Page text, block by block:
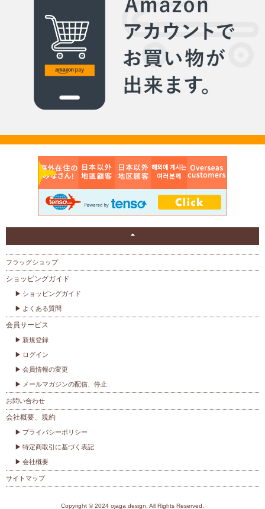
フラッグショップ
ショッピングガイド
ショッピングガイド
よくある質問
会員サービス
新規登録
ログイン
会員情報の変更
メールマガジンの配信、停止
お問い合わせ
会社概要、規約
プライバシーポリシー
特定商取引に基づく表記
会社概要
サイトマップ
Copyright © 2024 ojaga design. All Rights Reserved.